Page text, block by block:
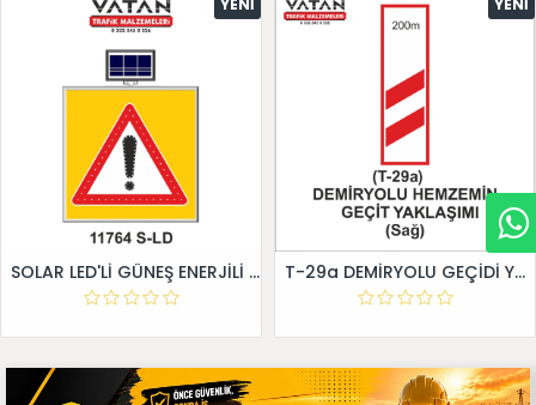
YENI
SOLAR LED'Lİ GÜNEŞ ENERJİLİ LEVHA
YENI
T-29a DEMİRYOLU GEÇİDİ YAKLAŞIM LEVHALARI (Sağ)